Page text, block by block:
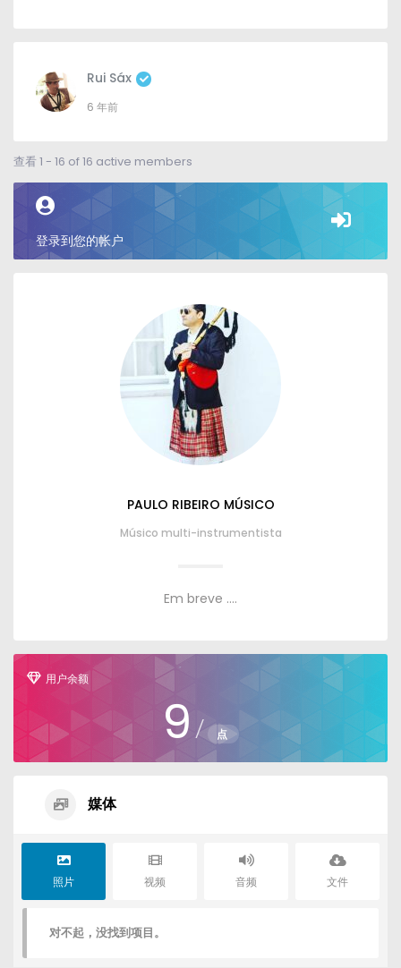
Rui Sáx
6 年前
查看 1 - 16 of16 active members
登录到您的帐户
PAULO RIBEIRO MÚSICO
Músico multi-instrumentista
Em breve ....
用户余额
9/ 点
媒体
照片 视频 音频 文件
对不起，没找到项目。